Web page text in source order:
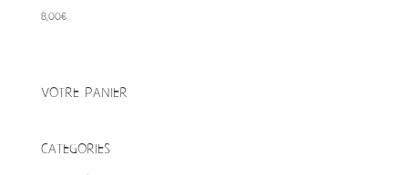
8,00€
VOTRE PANIER
CATEGORIES